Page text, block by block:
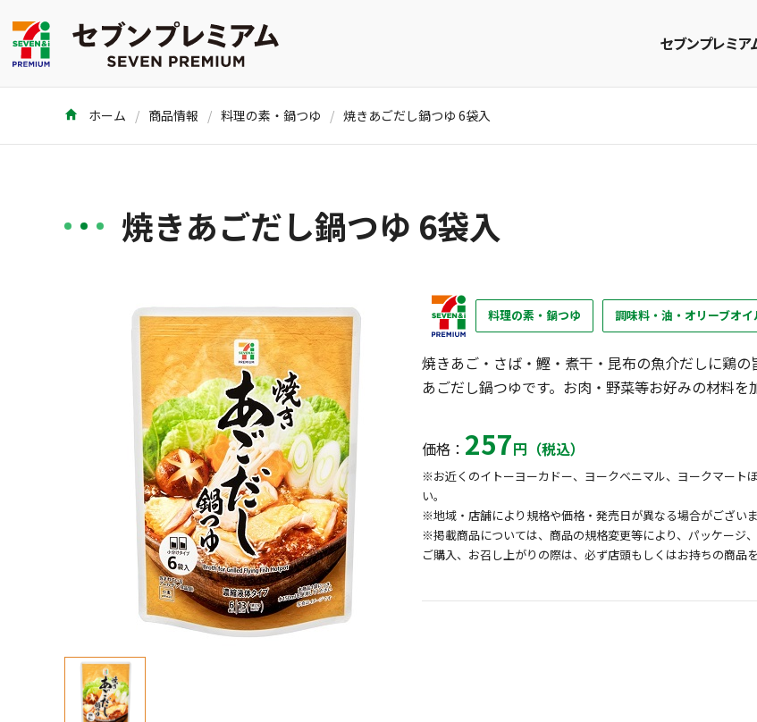
セブンプレミア
ホーム 商品情報 料理の素・鍋つゆ 焼きあごだし鍋つゆ 6袋入
焼きあごだし鍋つゆ 6袋入
料理の素・鍋つゆ 調味料・油・オリーブオイ
焼きあご・さば・鰹・煮干・昆布の魚介だしに鶏
あごだし鍋つゆです。お肉・野菜等お好みの材料を
価格： 257円（税込）
※お近くのイトーヨーカドー、ヨークベニマル、ヨークマート
い。
※地域・店舗により規格や価格・発売日が異なる場合がございま
※掲載商品については、商品の規格変更等により、パッケージ
ご購入、お召し上がりの際は、必ず店頭もしくはお持ちの商品